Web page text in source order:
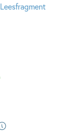
Leesfragment